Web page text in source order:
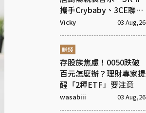
攜手Crybaby、3CE聯名
超潮飾品
Vicky 03 Aug,26
賺錢
存股族焦慮！0050跌破
百元怎麼辦？理財專家提
醒「2種ETF」要注意
wasabiii 03 Aug,26